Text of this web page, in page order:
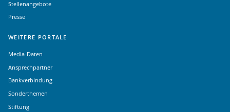
Stellenangebote
Presse
WEITERE PORTALE
Media-Daten
Ansprechpartner
Bankverbindung
Sonderthemen
Stiftung